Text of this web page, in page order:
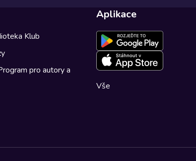
Klub
pro autory a
Aplikace
Vše